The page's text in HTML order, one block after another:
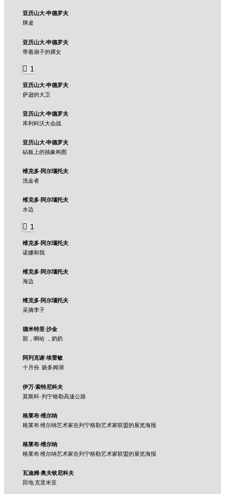
亚历山大·申德罗夫
牌桌
亚历山大·申德罗夫
带着扇子的裸女
1
亚历山大·申德罗夫
萨逊的大卫
亚历山大·申德罗夫
库利科沃大会战
亚历山大·申德罗夫
砧板上的抽象构图
维克多·阿尔瑙托夫
洗金者
维克多·阿尔瑙托夫
水边
1
维克多·阿尔瑙托夫
诺娜和我
维克多·阿尔瑙托夫
海边
维克多·阿尔瑙托夫
采摘李子
德米特里·沙金
那，啊哈 ，奶奶
阿列克谢·埃雷敏
十月份. 扬多姆湖
伊万·索特尼科夫
莫斯科-列宁格勒高速公路
格莱布·维尔纳
格莱布·维尔纳艺术家在列宁格勒艺术家联盟的展览海报
格莱布·维尔纳
格莱布·维尔纳艺术家在列宁格勒艺术家联盟的展览海报
瓦迪姆·奥夫钦尼科夫
田地.克里米亚